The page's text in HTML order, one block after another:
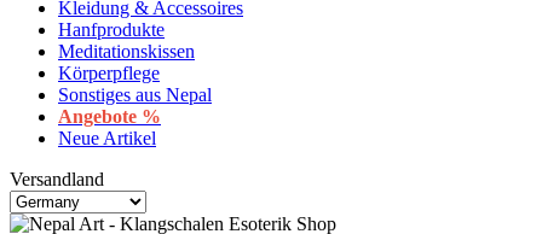
Kleidung & Accessoires
Hanfprodukte
Meditationskissen
Körperpflege
Sonstiges aus Nepal
Angebote %
Neue Artikel
Versandland